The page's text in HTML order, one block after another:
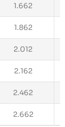
1.662
1.862
2.012
2.162
2.462
2.662